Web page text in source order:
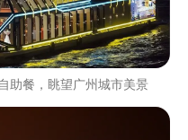
助餐，眺望广州城市美景